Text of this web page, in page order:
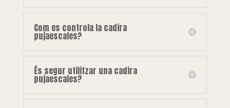
Com es controla la cadira
pujaescales?
És segur utilitzar una cadira
pujaescales?